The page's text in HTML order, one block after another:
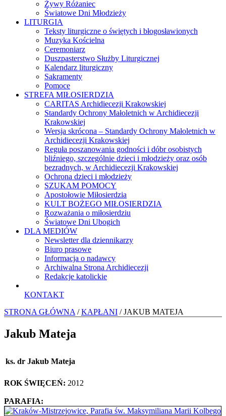
Żywy Różaniec
Światowe Dni Młodzieży
LITURGIA
Teksty liturgiczne o świętych i błogosławionych
Muzyka Kościelna
Ceremoniarz
Duszpasterstwo Służby Liturgicznej
Kalendarz liturgiczny
Sakramenty
Pomoce
STREFA MIŁOSIERDZIA
CARITAS Archidiecezji Krakowskiej
Standardy Ochrony Małoletnich w Archidiecezji
Krakowskiej
Wersja skrócona – Standardy Ochrony Małoletnich w
Archidiecezji Krakowskiej
Reguła poszanowania godności i dóbr osobistych
bliźniego, szczególnie dzieci i młodzieży oraz osób
bezradnych, w Archidiecezji Krakowskiej
Ochrona dzieci i młodzieży
SZUKAM POMOCY
Apostołowie Miłosierdzia
KULT BOŻEGO MIŁOSIERDZIA
Rozważania o miłosierdziu
Światowe Dni Ubogich
DLA MEDIÓW
Newsletter dla dziennikarzy
Biuro prasowe
Informacja o nadawcy
Archiwalna Strona Archidiecezji
Redakcje katolickie
KONTAKT
STRONA GŁÓWNA /KAPŁANI / JAKUB MATEJA
Jakub Mateja
ks. dr Jakub Mateja
ROK ŚWIĘCEŃ: 2012
PARAFIA: